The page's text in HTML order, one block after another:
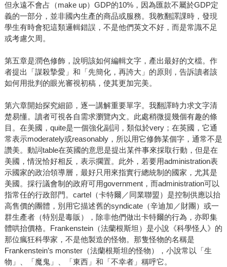
但永遠不會占（make up）GDP的10%，因為匯款不屬於GDP定
義的一部分，並非國內生產的商品或服務。我教翻譯課時，發現
學生有時會犯這類邏輯錯誤，不是他們英文不好，而是常識不足
或考慮欠周。
第五章是潤色修飾，說明該如何編輯文字，產出最好的文檔。作
者提出「謀殺摯愛」和「先簡化，再誇大」的原則，告訴讀者該
如何用批判的眼光審視初稿，使其更加完美。
第六章開始探究細節，逐一講解重要單字。我翻譯時力求文字清
楚易懂。讀者可視各自需求瀏覽內文。此處稍微提幾個有趣的條
目。在美國，quite是一個強化副詞，類似於very；在英國，它通
常表示moderately或reasonably，所以用它修飾某個字，通常不是
讚美。動詞table在英國的意思是提出某件事來採取行動，但是在
美國，情況恰好相反，表示擱置。此外，若要用administration表
示國家的政治領導層，最好只用來指實行總統制的國家，尤其是
美國。採行議會制的政府可用government，而administration可以
指常任的行政部門。cartel（卡特爾／同業聯盟）是控制供應以抬
高售價的團體，別用它描述舊的syndicate（辛迪加／財團）或一
群生產者（特別是毒販），除非他們做出卡特爾的行為，亦即集
體哄抬價格。Frankenstein（法蘭根斯坦）是小說《科學怪人》的
那位瘋狂科學家，不是他製造的怪物。那隻怪物的名稱是
Frankenstein’s monster（法蘭根斯坦的怪物），小說常以「生
物」、「魔鬼」、「東西」和「不幸者」稱呼它。